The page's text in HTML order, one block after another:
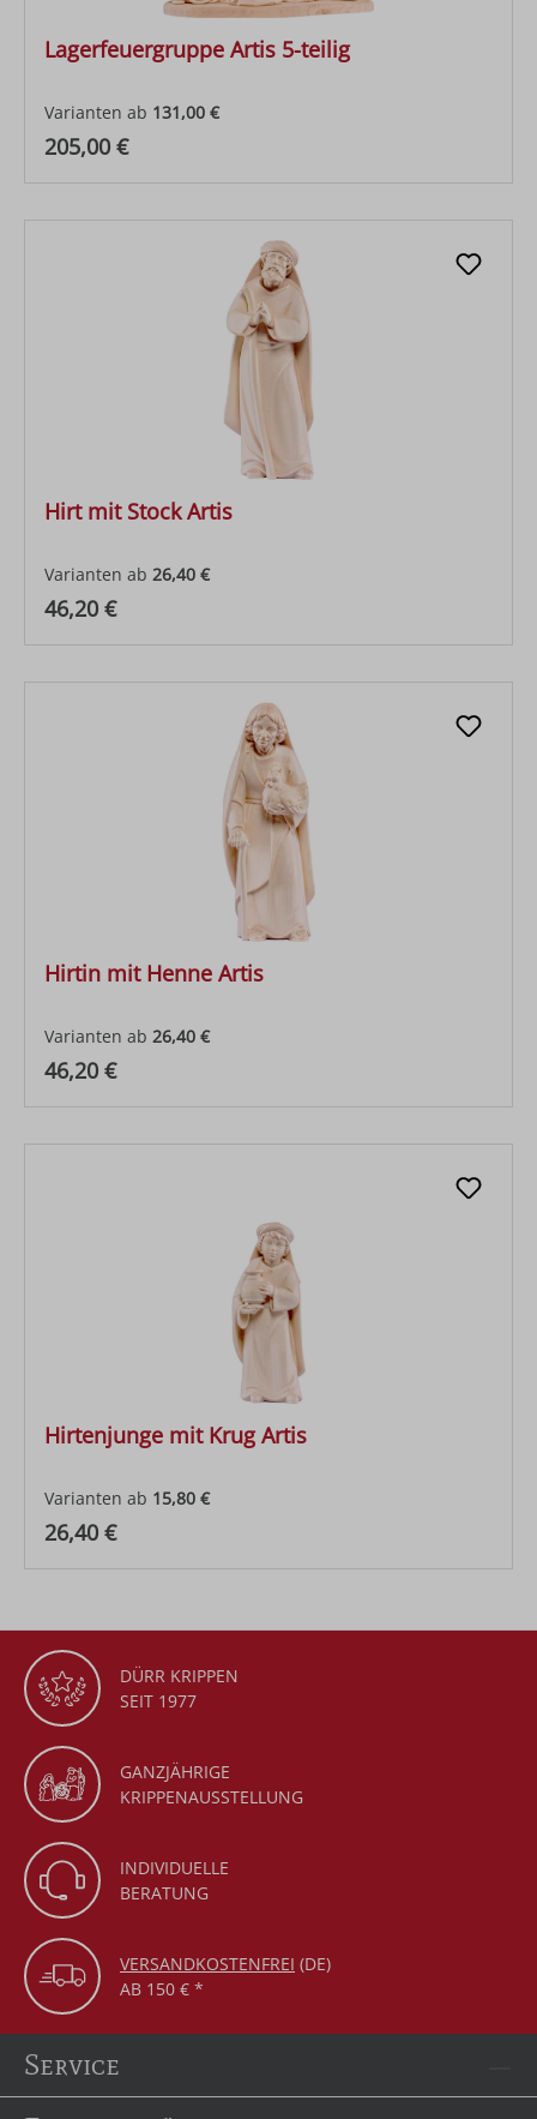
Lagerfeuergruppe Artis 5-teilig
Varianten ab 131,00 €
Regulärer Preis:
205,00 €
Hirt mit Stock Artis
Varianten ab 26,40 €
Regulärer Preis:
46,20 €
Hirtin mit Henne Artis
Varianten ab 26,40 €
Regulärer Preis:
46,20 €
Hirtenjunge mit Krug Artis
Varianten ab 15,80 €
Regulärer Preis:
26,40 €
DÜRR KRIPPEN
SEIT 1977
GANZJÄHRIGE
KRIPPENAUSSTELLUNG
INDIVIDUELLE
BERATUNG
VERSANDKOSTENFREI (DE)
AB 150 € *
Service